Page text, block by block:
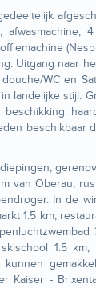
Uitgang naar
WC en
landelijke stijl.
beschikbaar
van Oberau,
In de
1.5 km,
1.5
Kaiser -